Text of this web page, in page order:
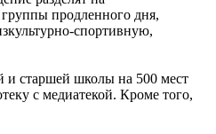
продленного дня,
спортивную,
и старшей школы на 500 мест
с медиатекой. Кроме того,